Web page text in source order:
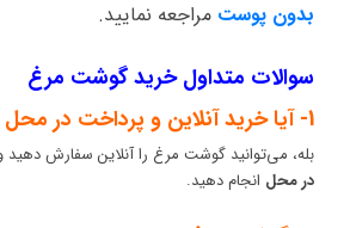
بدون پوست مراجعه نمایید.
سوالات متداول خرید گوشت مرغ
1- آیا خرید آنلاین و پرداخت در محل امکان‌پذیر است؟
بله، می‌توانید گوشت مرغ را آنلاین سفارش دهید
در محل انجام دهید.